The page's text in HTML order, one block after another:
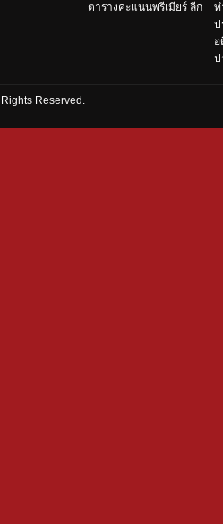
ตารางคะแนนพรีเมียร์ ลีก
ท
ป
อ
ป
Reserved.